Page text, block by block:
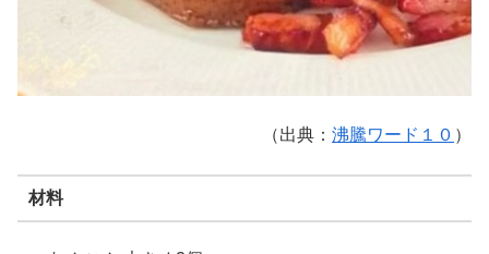
（出典： 沸騰ワード１０ ）
材料